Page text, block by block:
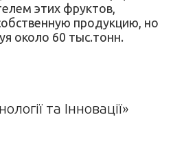
этих фруктов,
продукцию, но
около 60 тыс.тонн.
та Інновації»